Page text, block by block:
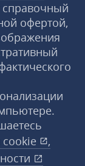
справочный
офертой,
cookie
,